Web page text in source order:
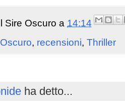
Sire Oscuro a 14:14
, recensioni, Thriller
ha detto...